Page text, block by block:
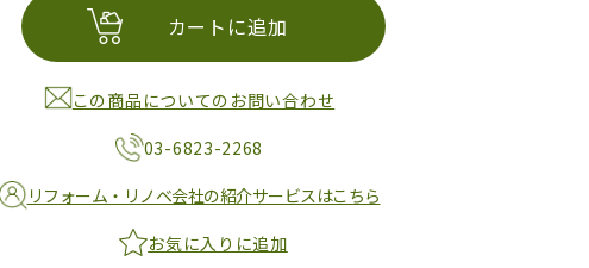
カートに追加
この商品についてのお問い合わせ
03-6823-2268
リフォーム・リノベ会社の紹介サービスはこちら
お気に入りに追加